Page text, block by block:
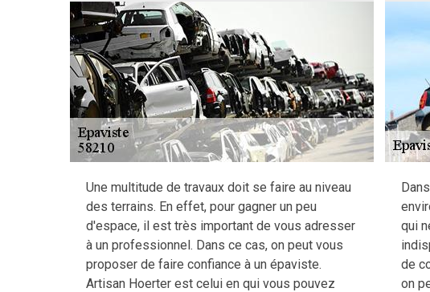
Une multitude de travaux doit se faire au niveau
des terrains. En effet, pour gagner un peu
d'espace, il est très important de vous adresser
à un professionnel. Dans ce cas, on peut vous
proposer de faire confiance à un épaviste.
Artisan Hoerter est celui en qui vous pouvez
qui
de
on